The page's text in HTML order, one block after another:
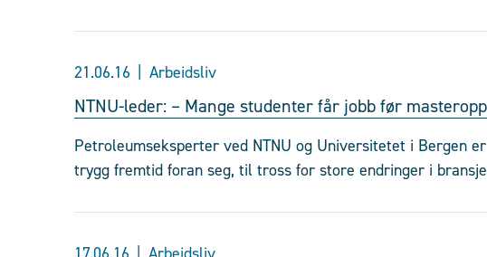
21.06.16 Arbeidsliv
NTNU-leder: – Mange studenter får jobb før
Petroleumseksperter ved NTNU og Universitetet i Bergen
trygg fremtid foran seg, til tross for store endringer i